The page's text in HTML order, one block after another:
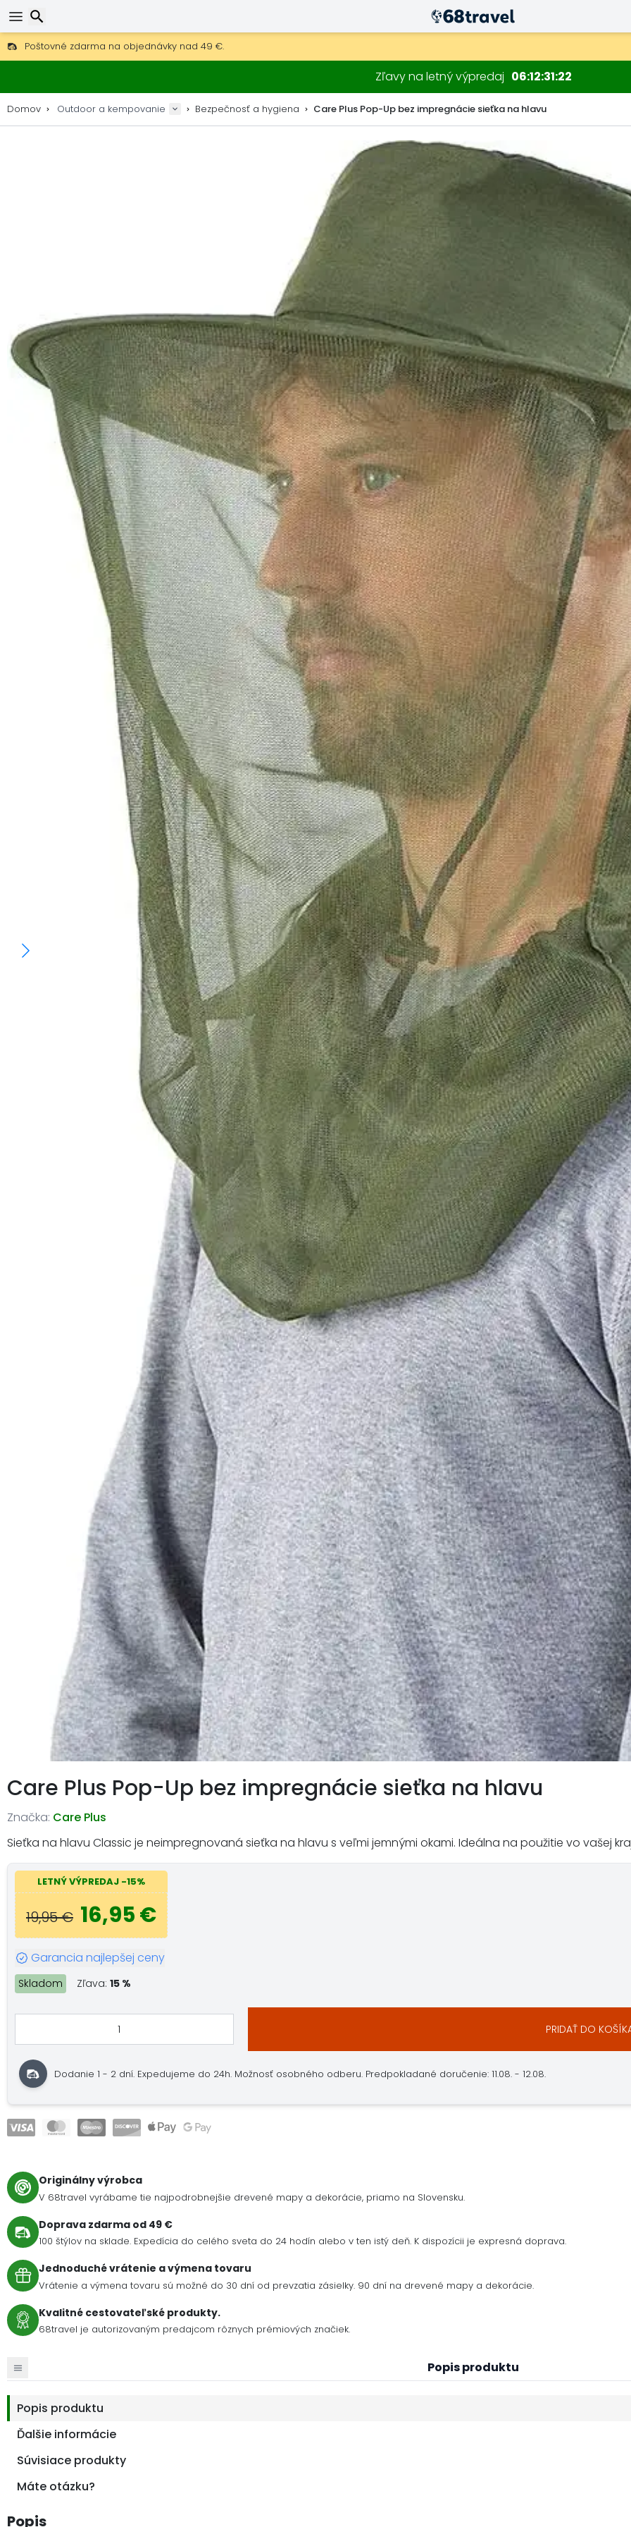
Poštovné zdarma na objednávky nad 49 €.
30 dní na vrátenie, 90 dní na drevené mapy a dekorácie.
Najlepšie ceny na outdoor vybavenie a doplnky.
Zľavy na letný výpredaj 06123120
Domov Outdoor a kempovanie Bezpečnosť a hygiena Care Plus Pop-Up bez impregnácie sieťka na hlavu
Care Plus Pop-Up bez impregnácie sieťka na hlavu
Značka: Care Plus
Sieťka na hlavu Classic je neimpregnovaná sieťka na hlavu s veľmi jemnými okami. Ideálna na použitie vo vašej
LETNÝ VÝPREDAJ -15%
19,95 € 16,95 €
Garancia najlepšej ceny
Skladom Zľava: 15 %
PRIDAŤ DO
Dodanie 1 - 2 dní. Expedujeme do 24h. Možnosť osobného odberu. Predpokladané doručenie: 11.08. - 12.08.
Originálny výrobca
V 68travel vyrábame tie najpodrobnejšie drevené mapy a dekorácie, priamo na Slovensku.
Doprava zdarma od 49 €
100 štýlov na sklade. Expedícia do celého sveta do 24 hodín alebo v ten istý deň. K dispozícii je expresná doprava.
Jednoduché vrátenie a výmena tovaru
Vrátenie a výmena tovaru sú možné do 30 dní od prevzatia zásielky. 90 dní na drevené mapy a dekorácie.
Kvalitné cestovateľské produkty.
68travel je autorizovaným predajcom rôznych prémiových značiek.
Popis produktu
Popis produktu
Ďalšie informácie
Súvisiace produkty
Máte otázku?
Popis
Hľadať